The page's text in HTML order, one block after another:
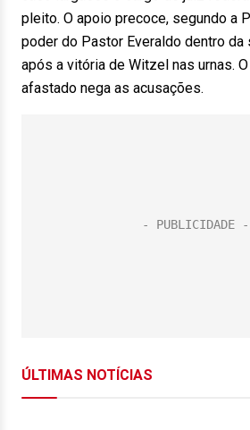
pleito. O apoio precoce, segundo a
poder do Pastor Everaldo dentro da
após a vitória de Witzel nas urnas.
afastado nega as acusações.